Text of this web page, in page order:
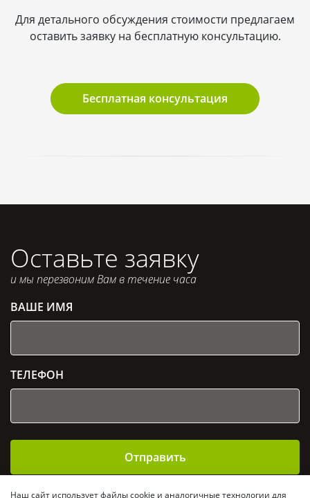
Для детального обсуждения стоимости предлагаем
оставить заявку на бесплатную консультацию.
Бесплатная консультация
Оставьте заявку
и мы перезвоним Вам в течение часа
ВАШЕ ИМЯ
ТЕЛЕФОН
Отправить
Отправляя заявку, Вы даете согласие наобработку
Наш сайт использует файлы cookie и аналогичные технологии для